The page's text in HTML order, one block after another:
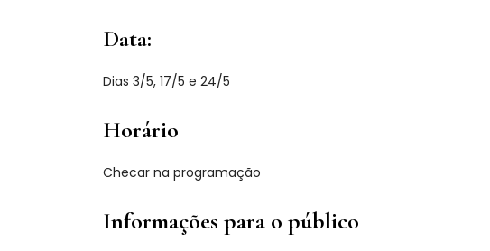
Data:
Dias 3/5, 17/5 e 24/5
Horário
Checar na programação
Informações para o público